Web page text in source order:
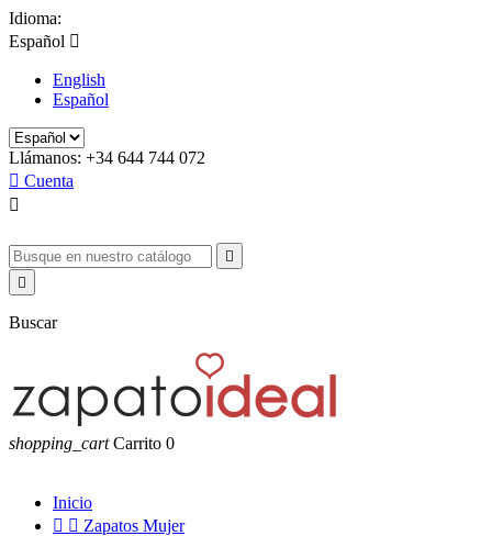
Idioma:
Español 
English
Español
Llámanos: +34 644 744 072
 Cuenta



Buscar
shopping_cart Carrito 0
Inicio
  Zapatos Mujer